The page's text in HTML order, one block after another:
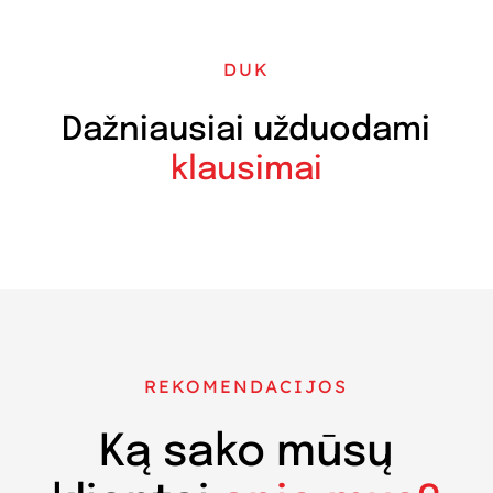
DUK
Dažniausiai užduodami
klausimai
REKOMENDACIJOS
Ką sako mūsų